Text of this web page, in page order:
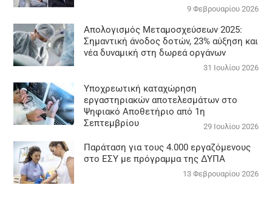
9 Φεβρουαρίου 2026
Απολογισμός Μεταμοσχεύσεων 2025:
Σημαντική άνοδος δοτών, 23% αύξηση και
νέα δυναμική στη δωρεά οργάνων
31 Ιουλίου 2026
Υποχρεωτική καταχώρηση
εργαστηριακών αποτελεσμάτων στο
Ψηφιακό Αποθετήριο από 1η
Σεπτεμβρίου
29 Ιουλίου 2026
Παράταση για τους 4.000 εργαζόμενους
στο ΕΣΥ με πρόγραμμα της ΔΥΠΑ
13 Φεβρουαρίου 2026